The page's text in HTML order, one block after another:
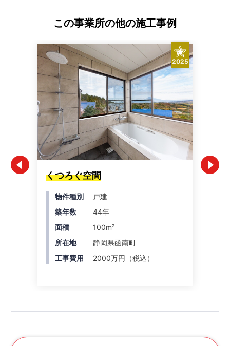
この事業所の他の施工事例
2025
くつろぐ空間
物件種別
戸建
築年数
44年
面積
100m²
所在地
静岡県函南町
工事費用
2000万円（税込）